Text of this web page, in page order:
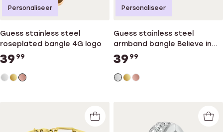
Guess stainless steel
roseplated bangle 4G logo
39 99
Personaliseer
Guess stainless steel
armband bangle Believe in
yourself
39 99
Personaliseer